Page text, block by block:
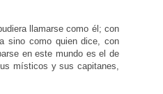
llamarse como él; con
sino como quien dice, con
en este mundo es el de
místicos y sus capitanes,